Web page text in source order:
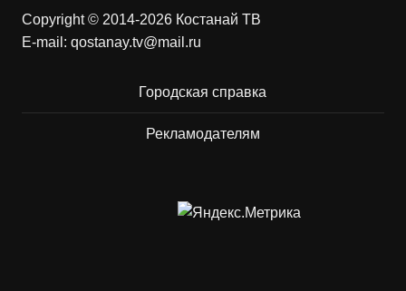
Copyright © 2014-2026 Костанай ТВ
E-mail: qostanay.tv@mail.ru
Городская справка
Рекламодателям